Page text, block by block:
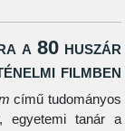
a
történelemcímű
történész,